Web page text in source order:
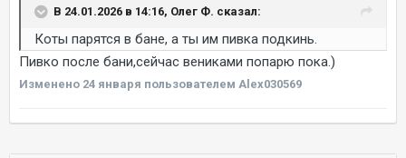
В 24.01.2026 в 14:16, Олег Ф. сказал:
Коты парятся в бане, а ты им пивка подкинь.
Пивко после бани,сейчас вениками попарю пока.)
Изменено 24 января пользователем Alex030569